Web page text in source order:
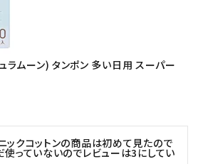
め
person 会員登録
ムーン) タンポン 多い日用 スーパー
ックコットンの商品は初めて見たので
使っていないのでレビューは3にしてい